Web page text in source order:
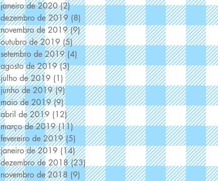
janeiro de 2020 (2)2 posts
dezembro de 2019 (8) 8 posts
novembro de 2019 (9)9 posts
outubro de 2019 (5)5 posts
setembro de 2019 (4) 4 posts
agosto de 2019 (3)3 posts
julho de 2019 (1) 1 post
junho de 2019 (9) 9 posts
maio de 2019 (9)9 posts
abril de 2019 (12)12 posts
março de 2019 (11)11 posts
fevereiro de 2019 (5) 5 posts
janeiro de 2019 (14)14 posts
dezembro de 2018 (23) 23 posts
novembro de 2018 (9) 9 posts